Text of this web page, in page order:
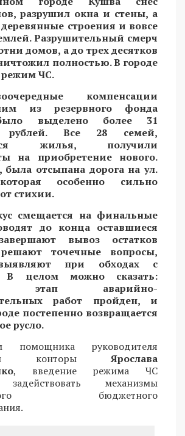
разрушил окна и стены, а
строения и вовсе
Разрушительный смерч
домов, а до трех десятков
полностью. В городе
режим ЧС.
компенсации
из резервного фонда
выделено более 31
рублей. Все 28 семей,
жилья, получили
на приобретение нового.
была отсыпана дорога на ул.
особенно сильно
стихии.
смещается на финальные
до конца оставшиеся
вывоз остатков
точечные вопросы,
при обходах с
В целом можно сказать:
этап аварийно-
работ пройден, и
постепенно возвращается
русло.
помощника руководителя
конторыЯрослава
, введение режима ЧС
задействовать механизмы
бюджетного